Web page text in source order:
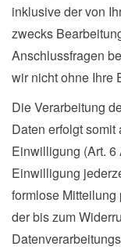
inklusive der von
zwecks
Anschlussfragen
wir nicht ohne Ihre
Die Verarbeitung
Daten erfolgt
Einwilligung (Art. 6
Einwilligung
formlose
der bis zum